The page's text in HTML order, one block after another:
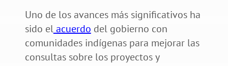
Uno de los avances más significativos ha
sido elacuerdo del gobierno con
comunidades indígenas para mejorar las
consultas sobre los proyectos y